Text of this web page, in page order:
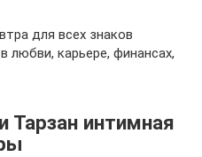
для всех знаков
любви, карьере, финансах,
Тарзан интимная